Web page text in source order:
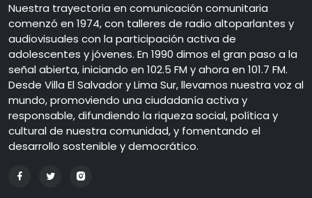
Nuestra trayectoria en comunicación comunitaria
comenzó en 1974, con talleres de radio altoparlantes y
audiovisuales con la participación activa de
adolescentes y jóvenes. En 1990 dimos el gran paso a la
señal abierta, iniciando en 102.5 FM y ahora en 101.7 FM.
Desde Villa El Salvador y Lima Sur, llevamos nuestra voz al
mundo, promoviendo una ciudadanía activa y
responsable, difundiendo la riqueza social, política y
cultural de nuestra comunidad, y fomentando el
desarrollo sostenible y democrático.